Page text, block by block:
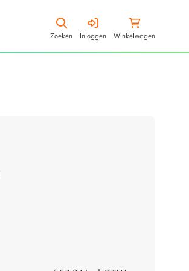
Zoeken
Zoeken Inloggen
Winkelwagen
Winkelwagen